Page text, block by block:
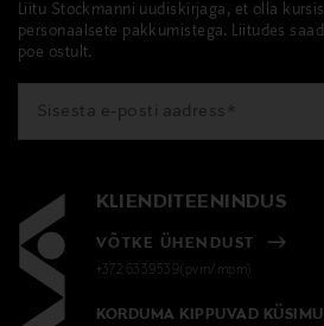
Liitu Stockmanni uudiskirjaga, et olla
personaalsete pakkumistega. Liitudes
poe ostult.
KLIENDITEENINDUS
VÕTKE ÜHENDUST
+372 6339539(pvm/mpm)
KORDUMA KIPPUVAD